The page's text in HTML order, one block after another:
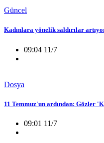
Güncel
Kadınlara yönelik saldırılar
09:04 11/7
Dosya
11 Temmuz'un ardından: Gözler
09:01 11/7